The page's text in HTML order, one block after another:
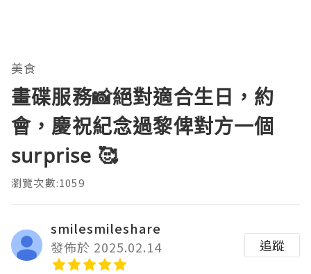
美食
畫碟服務📸絕對適合生日，約
會，慶祝紀念過黎俾對方一個
surprise 🥰
瀏覽次數:1059
smilesmileshare
發佈於 2025.02.14
追蹤